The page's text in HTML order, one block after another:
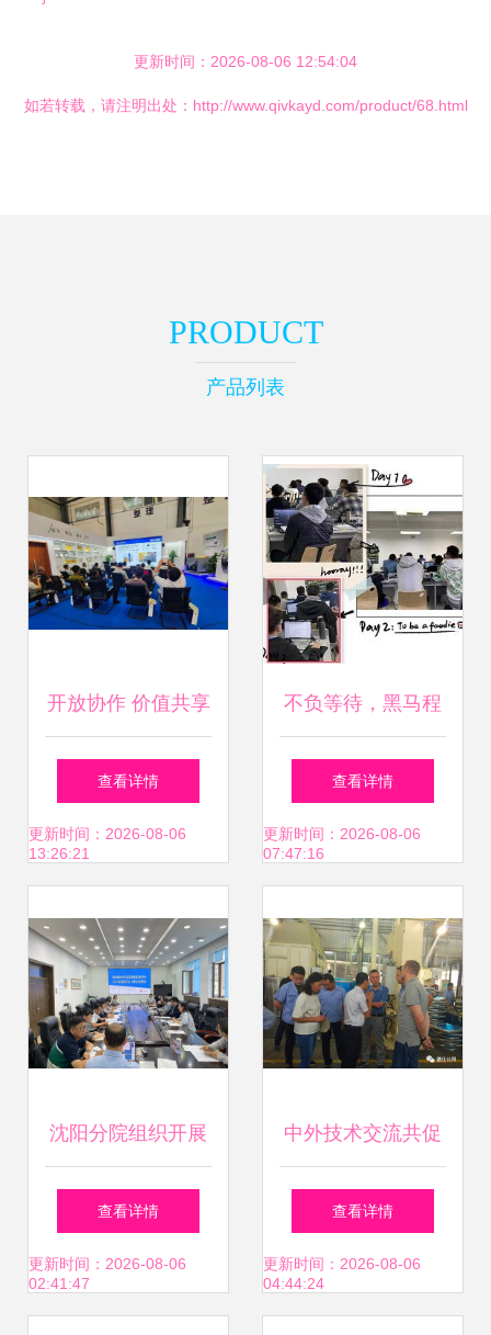
更新时间：2026-08-06 12:54:04
如若转载，请注明出处：http://www.qivkayd.com/product/68.html
PRODUCT
产品列表
开放协作 价值共享
天津大族工厂开放
周暨三维五轴切割
幕
查看详情
更新时间：2026-08-06
13:26:21
不负等待，黑马程
序员技术交流社区
技术交流侧记
查看详情
更新时间：2026-08-06
07:47:16
沈阳分院组织开展
新一代ARP系统
2023年度技术交流
查看详情
更新时间：2026-08-06
02:41:47
中外技术交流共促
产品升级
查看详情
更新时间：2026-08-06
04:44:24